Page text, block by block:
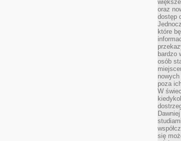
oraz
dostęp
które
bardzo
osób
poza
W
się